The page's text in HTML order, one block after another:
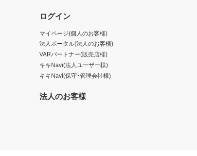
ログイン
マイページ(個人のお客様)
法人ポータル(法人のお客様)
VARパートナー(販売店様)
キキNavi(法人ユーザー様)
キキNavi(保守・管理会社様)
法人のお客様